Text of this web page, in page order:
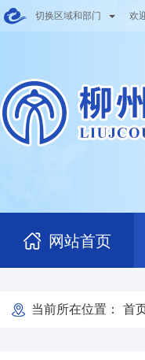
切换区域和部门 欢
网站首页
当前所在位置： 首